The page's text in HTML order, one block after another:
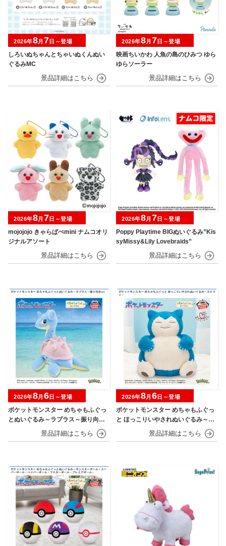
しろいぬちゃんとちゃいぬくんぬい
ぐるみMC
2026年8月 7日～登場
映画ちいかわ 人魚の島のひみつ ゆら
ゆらソーラー
2026年8月 7日～登場
mojojojo きゃらぱぺmini ナムコオリ
ジナルアソート
2026年8月 7 日～登場
Poppy Playtime BIGぬいぐるみ”Kis
syMissy&Lily Lovebraids”
2026年8月 7 日～登場
ポケットモンスター めちゃもふぐっ
とぬいぐるみ～ラプラス～振り向きv
2026年8月 6日～登場
ポケットモンスター めちゃもふぐっ
と ほっこりいやされぬいぐるみ～カ
2026年8月 6日～登場